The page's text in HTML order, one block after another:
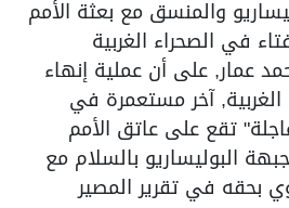
والمنسق مع بعثة الأمم
في الصحراء الغربية
عمار, على أن عملية إنهاء
آخر مستعمرة في
تقع على عاتق الأمم
البوليساريو بالسلام مع
بحقه في تقرير المصير